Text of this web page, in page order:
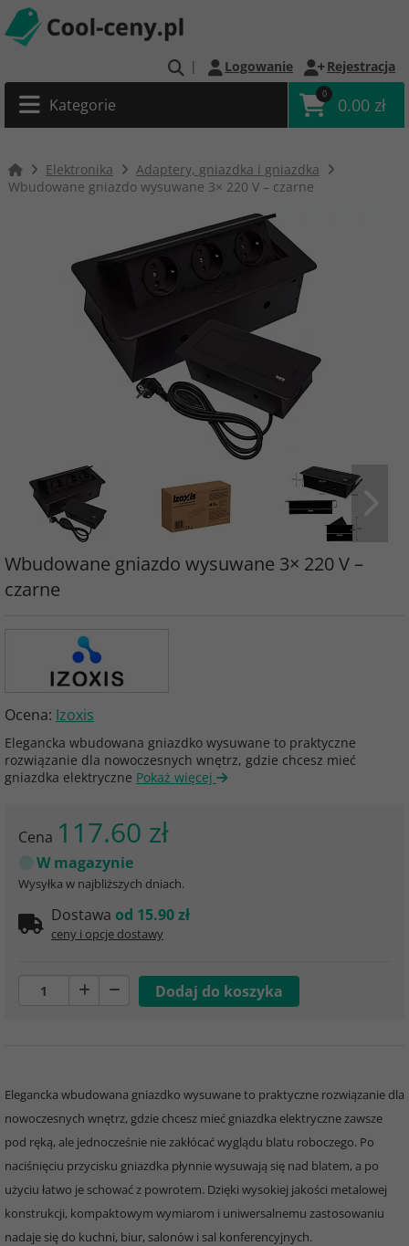
| Logowanie Rejestracja
Kategorie
0
0.00 zł
Elektronika
Adaptery, gniazdka i gniazdka
Wbudowane gniazdo wysuwane 3× 220 V – czarne
Wbudowane gniazdo wysuwane 3× 220 V –
czarne
Ocena: Izoxis
Elegancka wbudowana gniazdko wysuwane to praktyczne
rozwiązanie dla nowoczesnych wnętrz, gdzie chcesz mieć
gniazdka elektryczne Pokaż więcej
Cena 117.60 zł
W magazynie
Wysyłka w najbliższych dniach.
Dostawa od 15.90 zł
ceny i opcje dostawy
Elegancka wbudowana gniazdko wysuwane to praktyczne rozwiązanie dla
nowoczesnych wnętrz, gdzie chcesz mieć gniazdka elektryczne zawsze
pod ręką, ale jednocześnie nie zakłócać wyglądu blatu roboczego. Po
naciśnięciu przycisku gniazdka płynnie wysuwają się nad blatem, a po
użyciu łatwo je schować z powrotem. Dzięki wysokiej jakości metalowej
konstrukcji, kompaktowym wymiarom i uniwersalnemu zastosowaniu
nadaje się do kuchni, biur, salonów i sal konferencyjnych.